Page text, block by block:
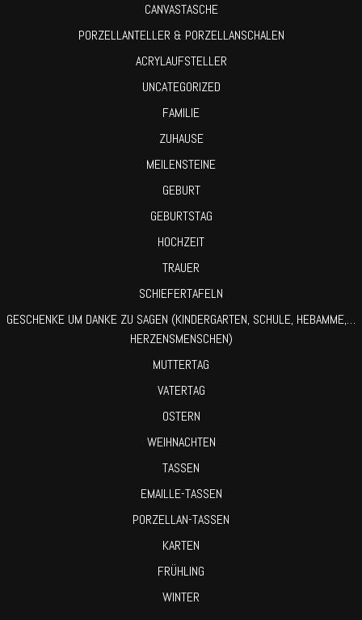
CANVASTASCHE
PORZELLANTELLER & PORZELLANSCHALEN
ACRYLAUFSTELLER
UNCATEGORIZED
FAMILIE
ZUHAUSE
MEILENSTEINE
GEBURT
GEBURTSTAG
HOCHZEIT
TRAUER
SCHIEFERTAFELN
GESCHENKE UM DANKE ZU SAGEN (KINDERGARTEN, SCHULE, HEBAMME,…
HERZENSMENSCHEN)
MUTTERTAG
VATERTAG
OSTERN
WEIHNACHTEN
TASSEN
EMAILLE-TASSEN
PORZELLAN-TASSEN
KARTEN
FRÜHLING
WINTER